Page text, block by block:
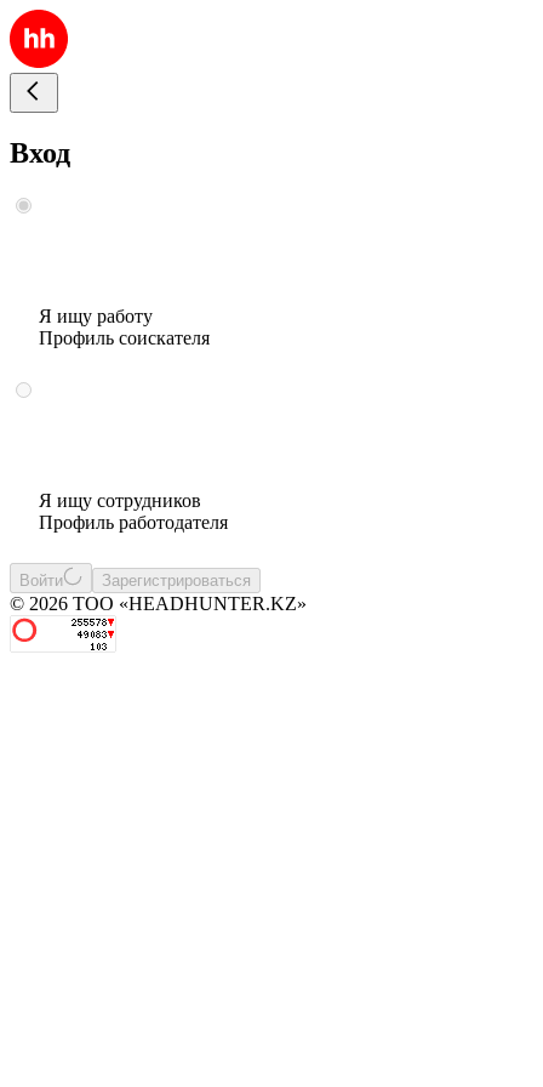
Вход
Я ищу работу
Профиль соискателя
Я ищу сотрудников
Профиль работодателя
Войти Зарегистрироваться
© 2026 ТОО «HEADHUNTER.KZ»